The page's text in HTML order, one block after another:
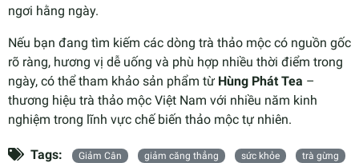
ngơi hằng ngày.
Nếu bạn đang tìm kiếm các dòng trà thảo mộc có nguồn gốc
rõ ràng, hương vị dễ uống và phù hợp nhiều thời điểm trong
ngày, có thể tham khảo sản phẩm từ Hùng Phát Tea –
thương hiệu trà thảo mộc Việt Nam với nhiều năm kinh
nghiệm trong lĩnh vực chế biến thảo mộc tự nhiên.
Tags: Giảm Cân giảm căng thẳng sức khỏe
trà gừng